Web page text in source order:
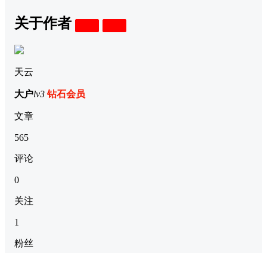
关于作者
天云
大户lv3 钻石会员
文章
565
评论
0
关注
1
粉丝